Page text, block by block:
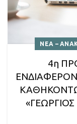
ΝΕΑ –
4η